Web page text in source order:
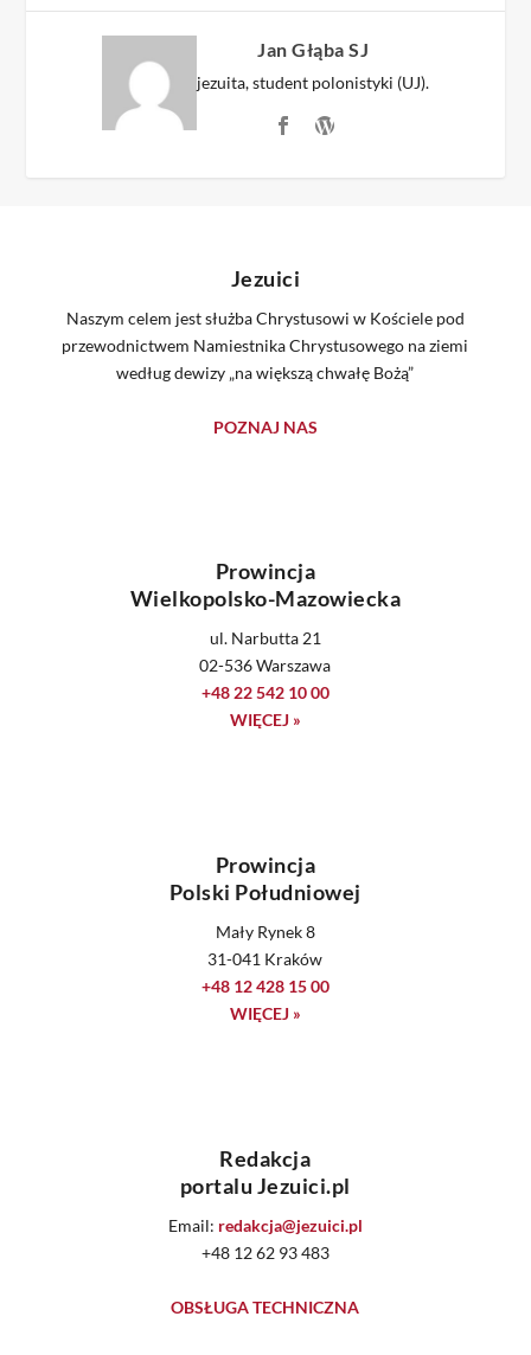
Jan Głąba SJ
jezuita, student polonistyki (UJ).
Jezuici
Naszym celem jest służba Chrystusowi w Kościele pod
przewodnictwem Namiestnika Chrystusowego na ziemi
według dewizy „na większą chwałę Bożą”
POZNAJ NAS
Prowincja
Wielkopolsko-Mazowiecka
ul. Narbutta 21
02-536 Warszawa
+48 22 542 10 00
WIĘCEJ »
Prowincja
Polski Południowej
Mały Rynek 8
31-041 Kraków
+48 12 428 15 00
WIĘCEJ »
Redakcja
portalu Jezuici.pl
Email: redakcja@jezuici.pl
+48 12 62 93 483
OBSŁUGA TECHNICZNA